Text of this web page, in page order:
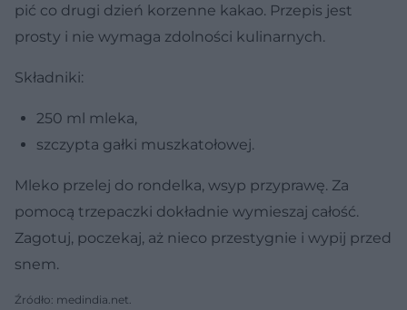
pić co drugi dzień korzenne kakao. Przepis jest
prosty i nie wymaga zdolności kulinarnych.
Składniki:
250 ml mleka,
szczypta gałki muszkatołowej.
Mleko przelej do rondelka, wsyp przyprawę. Za
pomocą trzepaczki dokładnie wymieszaj całość.
Zagotuj, poczekaj, aż nieco przestygnie i wypij przed
snem.
Źródło: medindia.net.